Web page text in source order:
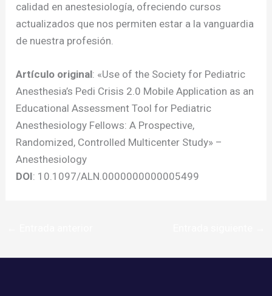
calidad en anestesiología, ofreciendo cursos
actualizados que nos permiten estar a la vanguardia
de nuestra profesión.
Artículo original: «Use of the Society for Pediatric
Anesthesia’s Pedi Crisis 2.0 Mobile Application as an
Educational Assessment Tool for Pediatric
Anesthesiology Fellows: A Prospective,
Randomized, Controlled Multicenter Study» –
Anesthesiology
DOI: 10.1097/ALN.0000000000005499